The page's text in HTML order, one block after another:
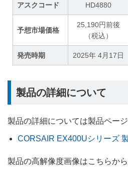
アスクコード HD4880
予想市場価格
25,190円前後
（税込）
発売時期 2025年 4月17日
製品の詳細について
製品の詳細については製品ページ
CORSAIR EX400Uシリーズ
製品の高解像度画像はこちらか